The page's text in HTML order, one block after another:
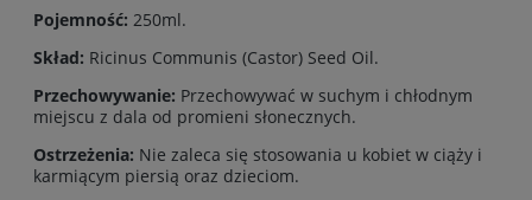
Pojemność: 250ml.
Skład: Ricinus Communis (Castor) Seed Oil.
Przechowywanie: Przechowywać w suchym i chłodnym
miejscu z dala od promieni słonecznych.
Ostrzeżenia: Nie zaleca się stosowania u kobiet w ciąży i
karmiącym piersią oraz dzieciom.